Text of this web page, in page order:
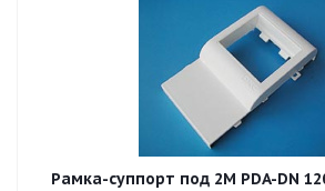
Рамка-суппорт под 2М PDA-DN